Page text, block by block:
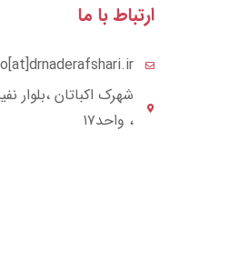
ارتباط با ما
شهرک اکباتان ،بلوار
، واحد۱۷